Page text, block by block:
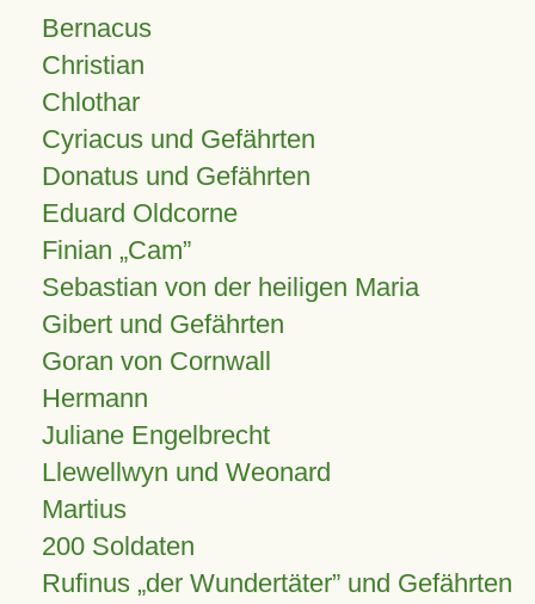
Bernacus
Christian
Chlothar
Cyriacus und Gefährten
Donatus und Gefährten
Eduard Oldcorne
Finian Cam
Sebastian von der heiligen Maria
Gibert und Gefährten
Goran von Cornwall
Hermann
Juliane Engelbrecht
Llewellwyn und Weonard
Martius
200 Soldaten
Rufinus „der Wundertäter” und Gefährten